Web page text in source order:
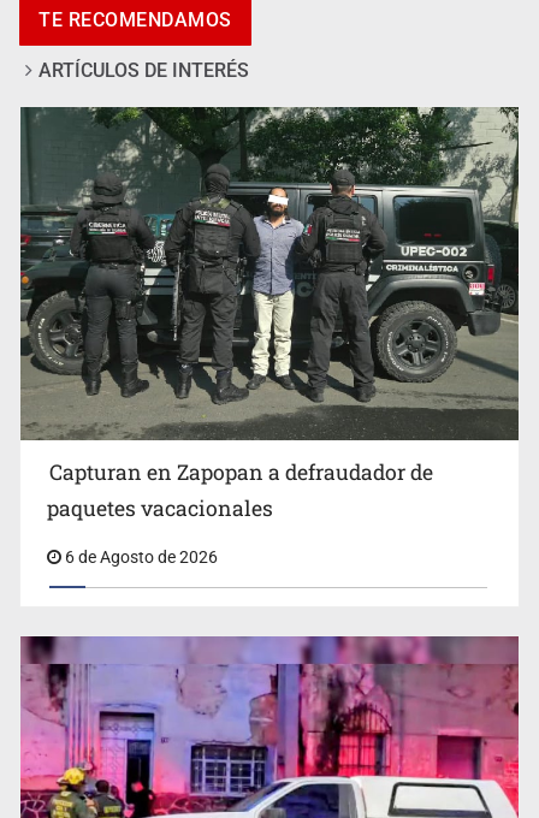
2.5 toneladas de metanfetamina
Fallece monseñor Carlos Garfias Merlos, arzobispo
emérito de Morelia
Detienen al exgobernador de Guerrero, Ángel Aguirre
TE RECOMENDAMOS
ARTÍCULOS DE INTERÉS
Capturan en Zapopan a defraudador de
paquetes vacacionales
6 de Agosto de 2026